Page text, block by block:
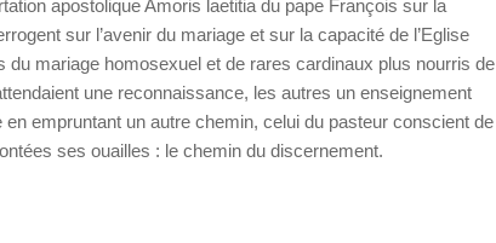
apostolique Amoris laetitia du pape François sur la
sur l’avenir du mariage et sur la capacité de l’Eglise
mariage homosexuel et de rares cardinaux plus nourris de
une reconnaissance, les autres un enseignement
empruntant un autre chemin, celui du pasteur conscient de
ses ouailles : le chemin du discernement.